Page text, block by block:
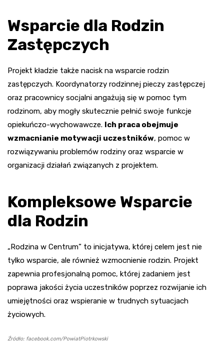
Wsparcie dla Rodzin
Zastępczych
Projekt kładzie także nacisk na wsparcie rodzin
zastępczych. Koordynatorzy rodzinnej pieczy zastępczej
oraz pracownicy socjalni angażują się w pomoc tym
rodzinom, aby mogły skutecznie pełnić swoje funkcje
opiekuńczo-wychowawcze. Ich praca obejmuje
wzmacnianie motywacji uczestników, pomoc w
rozwiązywaniu problemów rodziny oraz wsparcie w
organizacji działań związanych z projektem.
Kompleksowe Wsparcie
dla Rodzin
„Rodzina w Centrum” to inicjatywa, której celem jest nie
tylko wsparcie, ale również wzmocnienie rodzin. Projekt
zapewnia profesjonalną pomoc, której zadaniem jest
poprawa jakości życia uczestników poprzez rozwijanie ich
umiejętności oraz wspieranie w trudnych sytuacjach
życiowych.
Źródło: facebook.com/PowiatPiotrkowski